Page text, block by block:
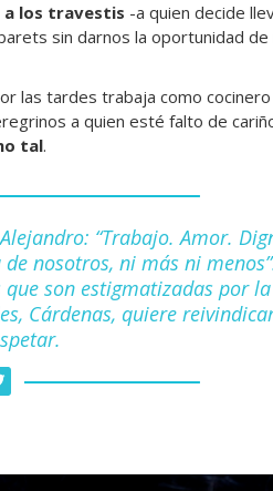
a los travestis -a quien decide
sin darnos la oportunidad
las tardes trabaja como cocinero
a quien esté falto de
tal.
“Trabajo. Amor.
nosotros, ni más ni
son estigmatizadas por
Cárdenas, quiere